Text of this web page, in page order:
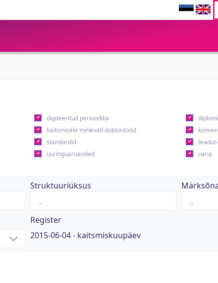
digiteeritud perioodika
kaitsmisele minevad doktoritööd
standardid
uuringuaruanded
varia
Struktuuriüksus
Register
2015-06-04 - kaitsmiskuupäev